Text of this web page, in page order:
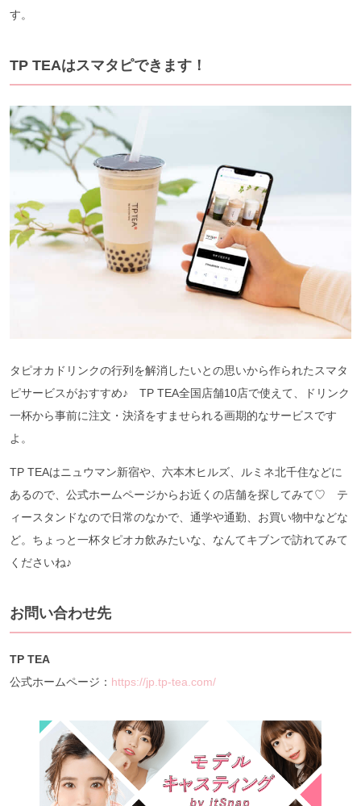
す。
TP TEAはスマタピできます！
タピオカドリンクの行列を解消したいとの思いから作られたスマタ
ピサービスがおすすめ♪ TP TEA全国店舗10店で使えて、ドリンク
一杯から事前に注文・決済をすませられる画期的なサービスです
よ。
TP TEAはニュウマン新宿や、六本木ヒルズ、ルミネ北千住などに
あるので、公式ホームページからお近くの店舗を探してみて♡ テ
ィースタンドなので日常のなかで、通学や通勤、お買い物中などな
ど。ちょっと一杯タピオカ飲みたいな、なんてキブンで訪れてみて
くださいね♪
お問い合わせ先
TP TEA
公式ホームページ： https://jp.tp-tea.com/